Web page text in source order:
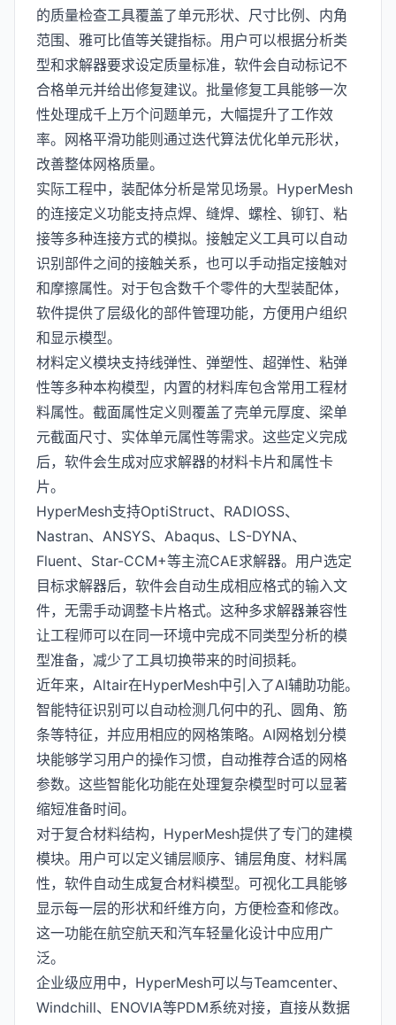
的质量检查工具覆盖了单元形状、尺寸比例、内角
范围、雅可比值等关键指标。用户可以根据分析类
型和求解器要求设定质量标准，软件会自动标记不
合格单元并给出修复建议。批量修复工具能够一次
性处理成千上万个问题单元，大幅提升了工作效
率。网格平滑功能则通过迭代算法优化单元形状，
改善整体网格质量。
实际工程中，装配体分析是常见场景。HyperMesh
的连接定义功能支持点焊、缝焊、螺栓、铆钉、粘
接等多种连接方式的模拟。接触定义工具可以自动
识别部件之间的接触关系，也可以手动指定接触对
和摩擦属性。对于包含数千个零件的大型装配体，
软件提供了层级化的部件管理功能，方便用户组织
和显示模型。
材料定义模块支持线弹性、弹塑性、超弹性、粘弹
性等多种本构模型，内置的材料库包含常用工程材
料属性。截面属性定义则覆盖了壳单元厚度、梁单
元截面尺寸、实体单元属性等需求。这些定义完成
后，软件会生成对应求解器的材料卡片和属性卡
片。
HyperMesh支持OptiStruct、RADIOSS、
Nastran、ANSYS、Abaqus、LS-DYNA、
Fluent、Star-CCM+等主流CAE求解器。用户选定
目标求解器后，软件会自动生成相应格式的输入文
件，无需手动调整卡片格式。这种多求解器兼容性
让工程师可以在同一环境中完成不同类型分析的模
型准备，减少了工具切换带来的时间损耗。
近年来，Altair在HyperMesh中引入了AI辅助功能。
智能特征识别可以自动检测几何中的孔、圆角、筋
条等特征，并应用相应的网格策略。AI网格划分模
块能够学习用户的操作习惯，自动推荐合适的网格
参数。这些智能化功能在处理复杂模型时可以显著
缩短准备时间。
对于复合材料结构，HyperMesh提供了专门的建模
模块。用户可以定义铺层顺序、铺层角度、材料属
性，软件自动生成复合材料模型。可视化工具能够
显示每一层的形状和纤维方向，方便检查和修改。
这一功能在航空航天和汽车轻量化设计中应用广
泛。
企业级应用中，HyperMesh可以与Teamcenter、
Windchill、ENOVIA等PDM系统对接，直接从数据